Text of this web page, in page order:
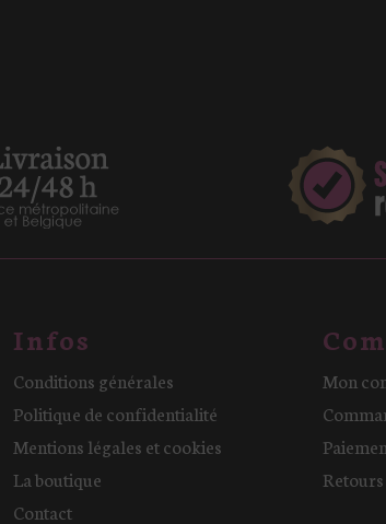
Infos
Conditions générales
Politique de confidentialité
Mentions légales et cookies
La boutique
Contact
Mon